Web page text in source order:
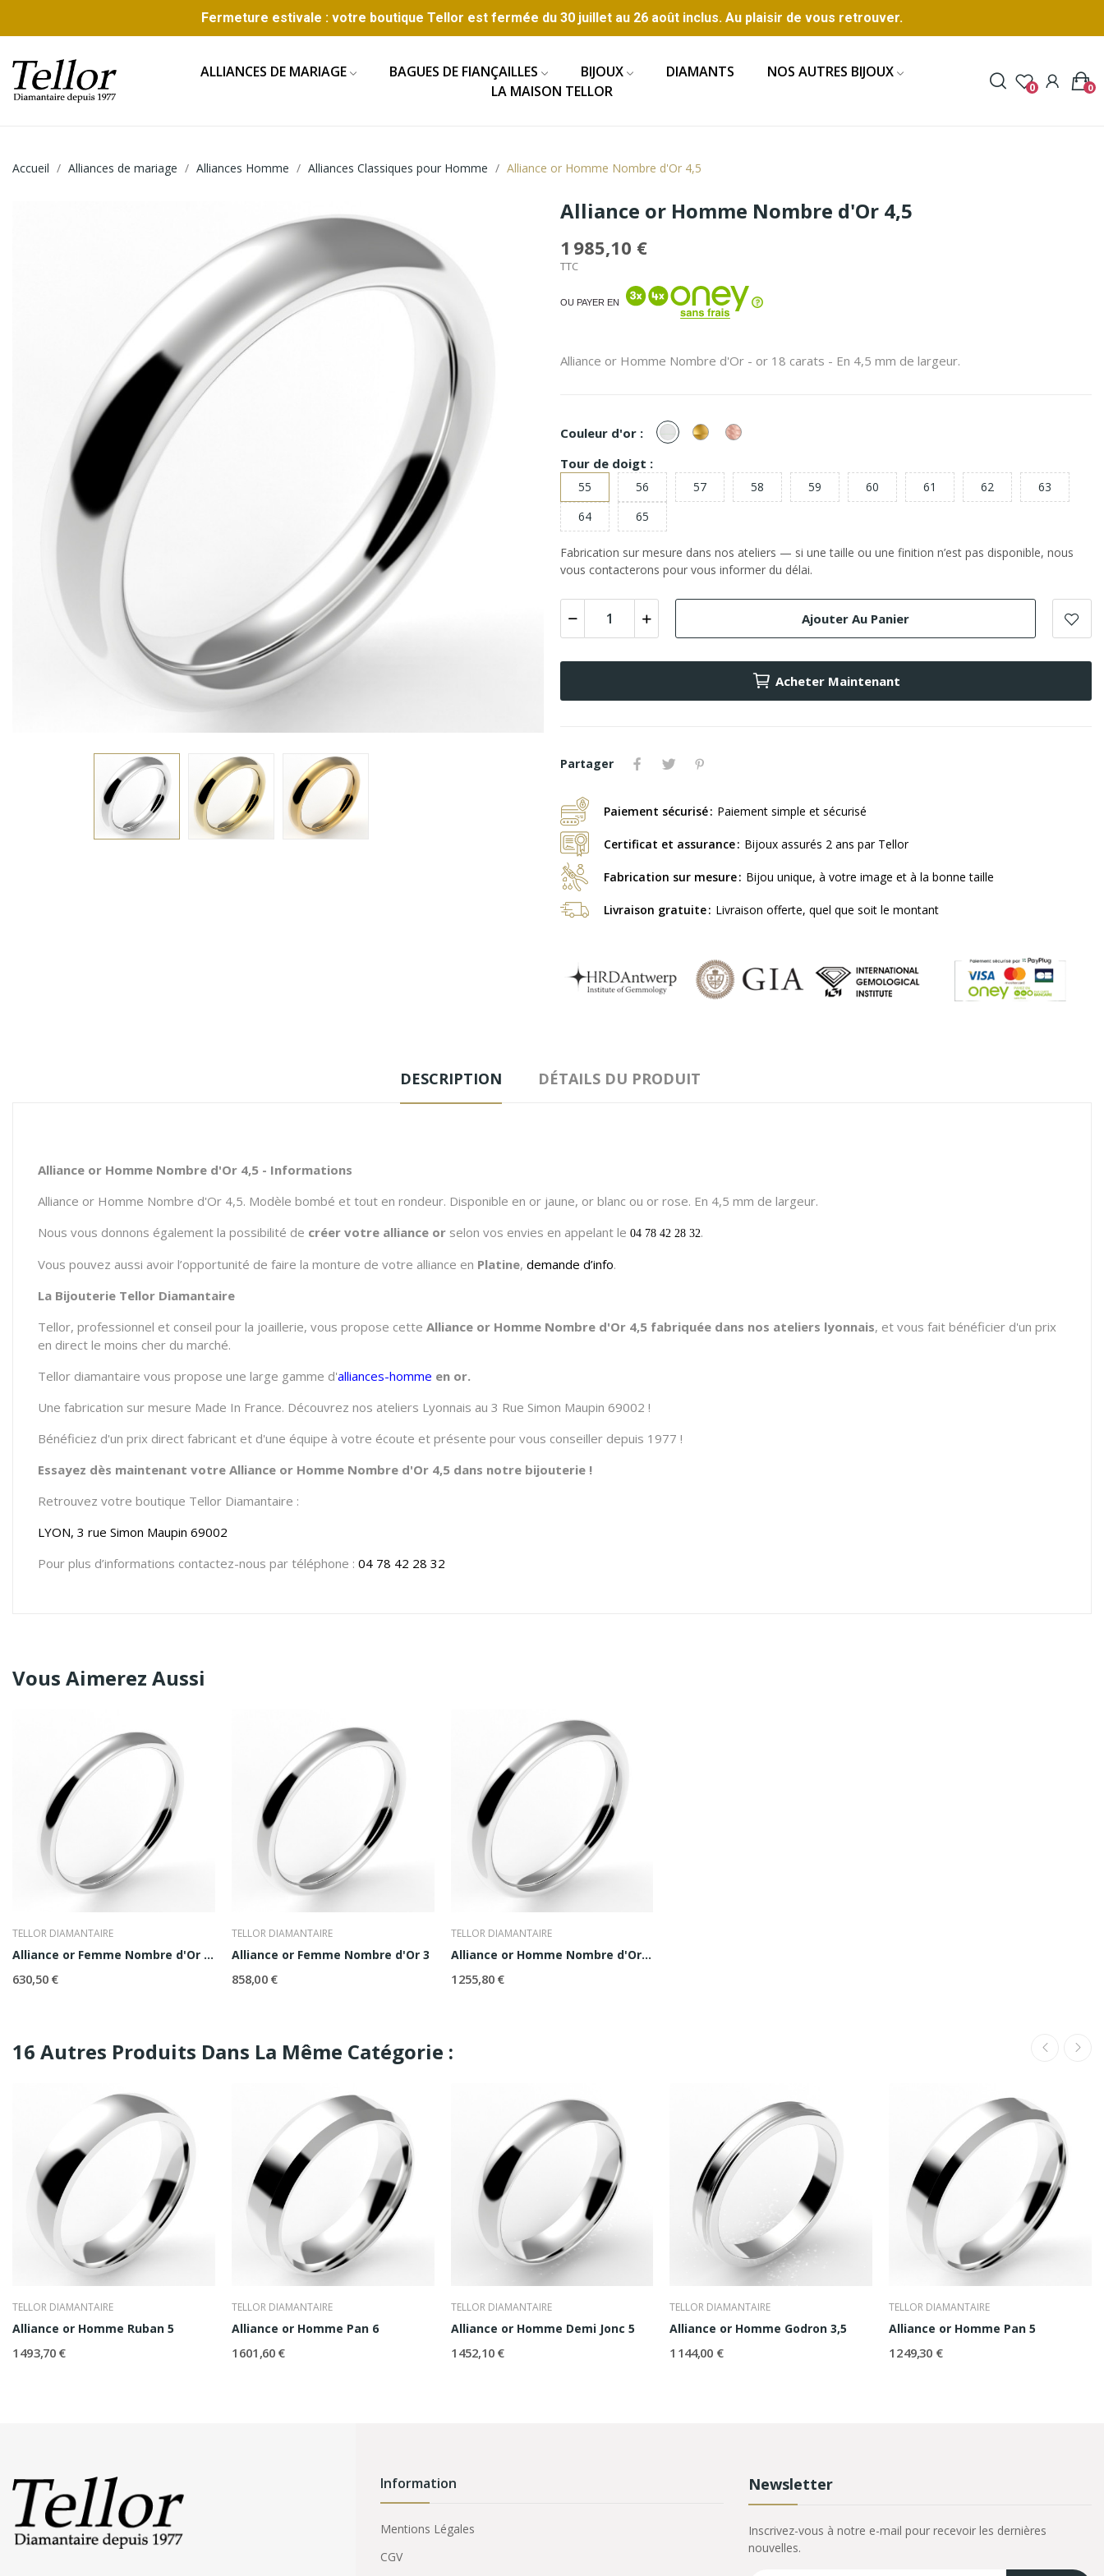
Fermeture estivale : votre boutique Tellor est fermée du 30 juillet au 26 août inclus. Au plaisir de vous retrouver.
ALLIANCES DE MARIAGE BAGUES DE FIANÇAILLES BIJOUX DIAMANTS
NOS AUTRES BIJOUX
LA MAISON TELLOR
0 0
Accueil Alliances de mariage Alliances Homme Alliances Classiques pour Homme Alliance or Homme Nombre d'Or 4,5
Alliance or Homme Nombre d'Or 4,5
1 985,10 €
TTC
OU PAYER EN
Alliance or Homme Nombre d'Or - or 18 carats - En 4,5 mm de largeur.
Couleur d'or : or
Blanc
or
Jaune
or
Rose
Tour de doigt :
55 56 57 58 59 60 61 62
63
64
65
Fabrication sur mesure dans nos ateliers — si une taille ou une finition n’est pas disponible, nous
vous contacterons pour vous informer du délai.
Ajouter Au Panier
Acheter Maintenant
Partager
Paiement sécurisé Paiement simple et sécurisé
Certificat et assurance Bijoux assurés 2 ans par Tellor
Fabrication sur mesure Bijou unique, à votre image et à la bonne taille
Livraison gratuite Livraison offerte, quel que soit le montant
DESCRIPTION DÉTAILS DU PRODUIT
Alliance or Homme Nombre d'Or 4,5 - Informations
Alliance or Homme Nombre d'Or 4,5. Modèle bombé et tout en rondeur. Disponible en or jaune, or blanc ou or rose. En 4,5 mm de largeur.
Nous vous donnons également la possibilité de créer votre alliance or selon vos envies en appelant le 04 78 42 28 32.
Vous pouvez aussi avoir l’opportunité de faire la monture de votre alliance en Platine, demande d’info.
La Bijouterie Tellor Diamantaire
Tellor, professionnel et conseil pour la joaillerie, vous propose cette Alliance or Homme Nombre d'Or 4,5 fabriquée dans nos ateliers lyonnais, et vous fait bénéficier d'un prix
en direct le moins cher du marché.
Tellor diamantaire vous propose une large gamme d'alliances-homme en or.
Une fabrication sur mesure Made In France. Découvrez nos ateliers Lyonnais au 3 Rue Simon Maupin 69002 !
Bénéficiez d'un prix direct fabricant et d'une équipe à votre écoute et présente pour vous conseiller depuis 1977 !
Essayez dès maintenant votre Alliance or Homme Nombre d'Or 4,5 dans notre bijouterie !
Retrouvez votre boutique Tellor Diamantaire :
LYON, 3 rue Simon Maupin 69002
Pour plus d’informations contactez-nous par téléphone : 04 78 42 28 32
Vous Aimerez Aussi
TELLOR DIAMANTAIRE
Alliance or Femme Nombre d'Or 2,5
630,50 €
TELLOR DIAMANTAIRE
Alliance or Femme Nombre d'Or 3
858,00 €
TELLOR DIAMANTAIRE
Alliance or Homme Nombre d'Or 3,5
1 255,80 €
16 Autres Produits Dans La Même Catégorie :
TELLOR DIAMANTAIRE
Alliance or Homme Ruban 5
1 493,70 €
TELLOR DIAMANTAIRE
Alliance or Homme Pan 6
1 601,60 €
TELLOR DIAMANTAIRE
Alliance or Homme Demi Jonc 5
1 452,10 €
TELLOR DIAMANTAIRE
Alliance or Homme Godron 3,5
1 144,00 €
TELLOR DIAMANTAIRE
Alliance or Homme Pan 5
1 249,30 €
Information
Mentions Légales
CGV
Newsletter
Inscrivez-vous à notre e-mail pour recevoir les dernières
nouvelles.